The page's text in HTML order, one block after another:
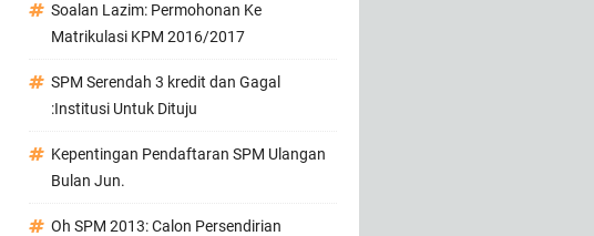
Soalan Lazim: Permohonan Ke
Matrikulasi KPM 2016/2017
SPM Serendah 3 kredit dan Gagal
:Institusi Untuk Dituju
Kepentingan Pendaftaran SPM Ulangan
Bulan Jun.
Oh SPM 2013: Calon Persendirian